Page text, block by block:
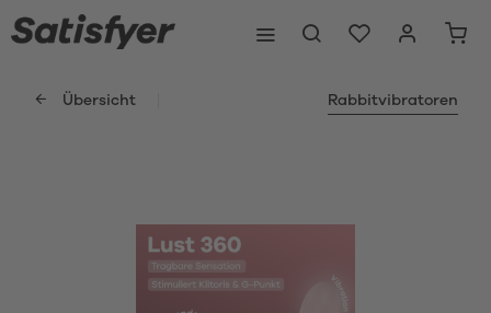
Übersicht Rabbitvibratoren